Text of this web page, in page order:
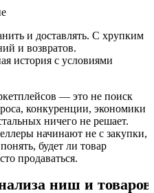
и доставлять. С хрупким
и возвратов.
история с условиями
— это не поиск
конкуренции, экономики и
ничего не решает.
начинают не с закупки, а
будет ли товар
продаваться.
ниш и товаров